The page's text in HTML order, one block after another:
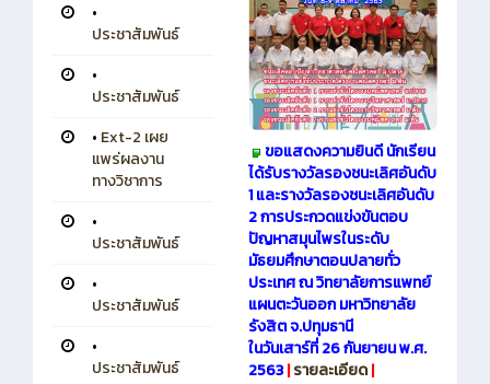
•
ประชาสัมพันธ์
•
ประชาสัมพันธ์
• Ext-2 เผย
แพร่ผลงาน
ทางวิชาการ
•
ประชาสัมพันธ์
•
ประชาสัมพันธ์
•
ประชาสัมพันธ์
ขอแสดงความยินดี นักเรียน
ได้รับรางวัลรองชนะเลิศอันดับ
1 และรางวัลรองชนะเลิศอันดับ
2 การประกวดแข่งขันตอบ
ปัญหาสมุนไพรในระดับ
มัธยมศึกษาตอนปลายทั่ว
ประเทศ ณ วิทยาลัยการแพทย์
แผนตะวันออก มหาวิทยาลัย
รังสิต จ.ปทุมธานี
ในวันเสาร์ที่ 26 กันยายน พ.ศ.
2563|รายละเอียด|